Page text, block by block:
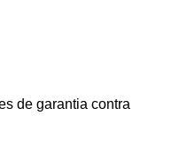
de garantia contra